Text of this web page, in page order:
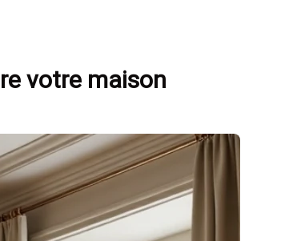
votre maison